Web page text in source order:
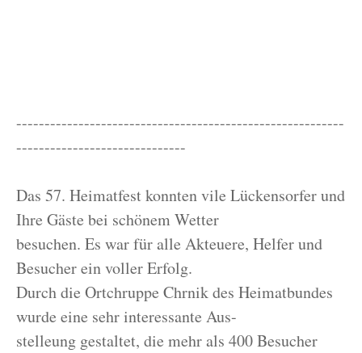
----------------------------------------------------------
------------------------------
Das 57. Heimatfest konnten vile Lückensorfer und
Ihre Gäste bei schönem Wetter
besuchen. Es war für alle Akteuere, Helfer und
Besucher ein voller Erfolg.
Durch die Ortchruppe Chrnik des Heimatbundes
wurde eine sehr interessante Aus-
stelleung gestaltet, die mehr als 400 Besucher